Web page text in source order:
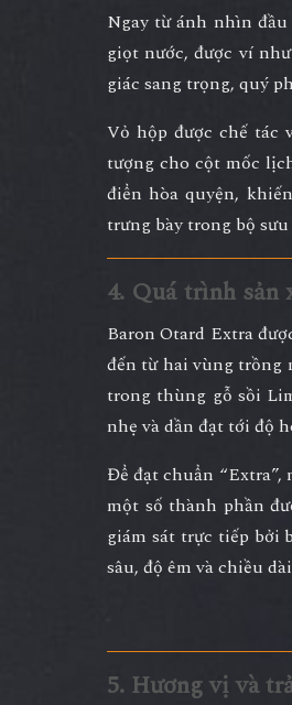
Ngay từ ánh nhìn
giọt nước, được ví
giác sang trọng, quý
Vỏ hộp được chế tác
tượng cho cột mốc
điển hòa quyện,
trưng bày trong bộ
4. Quá trình sản
Baron Otard Extra
đến từ hai vùng trồng
trongthùng gỗ sồi
nhẹ và dần đạt tới độ
Để đạt chuẩn
một số thành phần
giám sát trực tiếp bởi
sâu, độ êm và chiều
5. Hương vị và